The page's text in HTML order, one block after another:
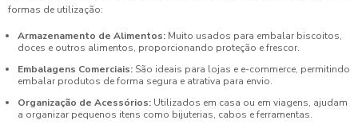
formas de utilização:
Armazenamento de Alimentos: Muito usados para embalar biscoitos,
doces e outros alimentos, proporcionando proteção e frescor.
Embalagens Comerciais: São ideais para lojas e e-commerce, permitindo
embalar produtos de forma segura e atrativa para envio.
Organização de Acessórios: Utilizados em casa ou em viagens, ajudam
a organizar pequenos itens como bijuterias, cabos e ferramentas.